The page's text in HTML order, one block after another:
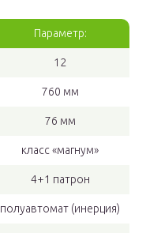
Параметр:
12
760 мм
76 мм
класс «магнум»
4+1 патрон
полуавтомат (инерция)